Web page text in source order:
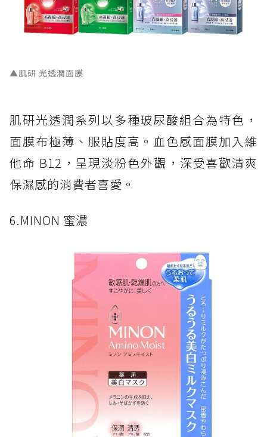
▲肌研 光透潤面膜
肌研光透潤系列以多種玻尿酸組合為特色，
面膜布極薄、服貼度高。血色感面膜加入維
他命 B12，呈現淡粉色外觀，深受喜歡清爽
保濕感的消費者喜愛。
6.MINON 蜜濃